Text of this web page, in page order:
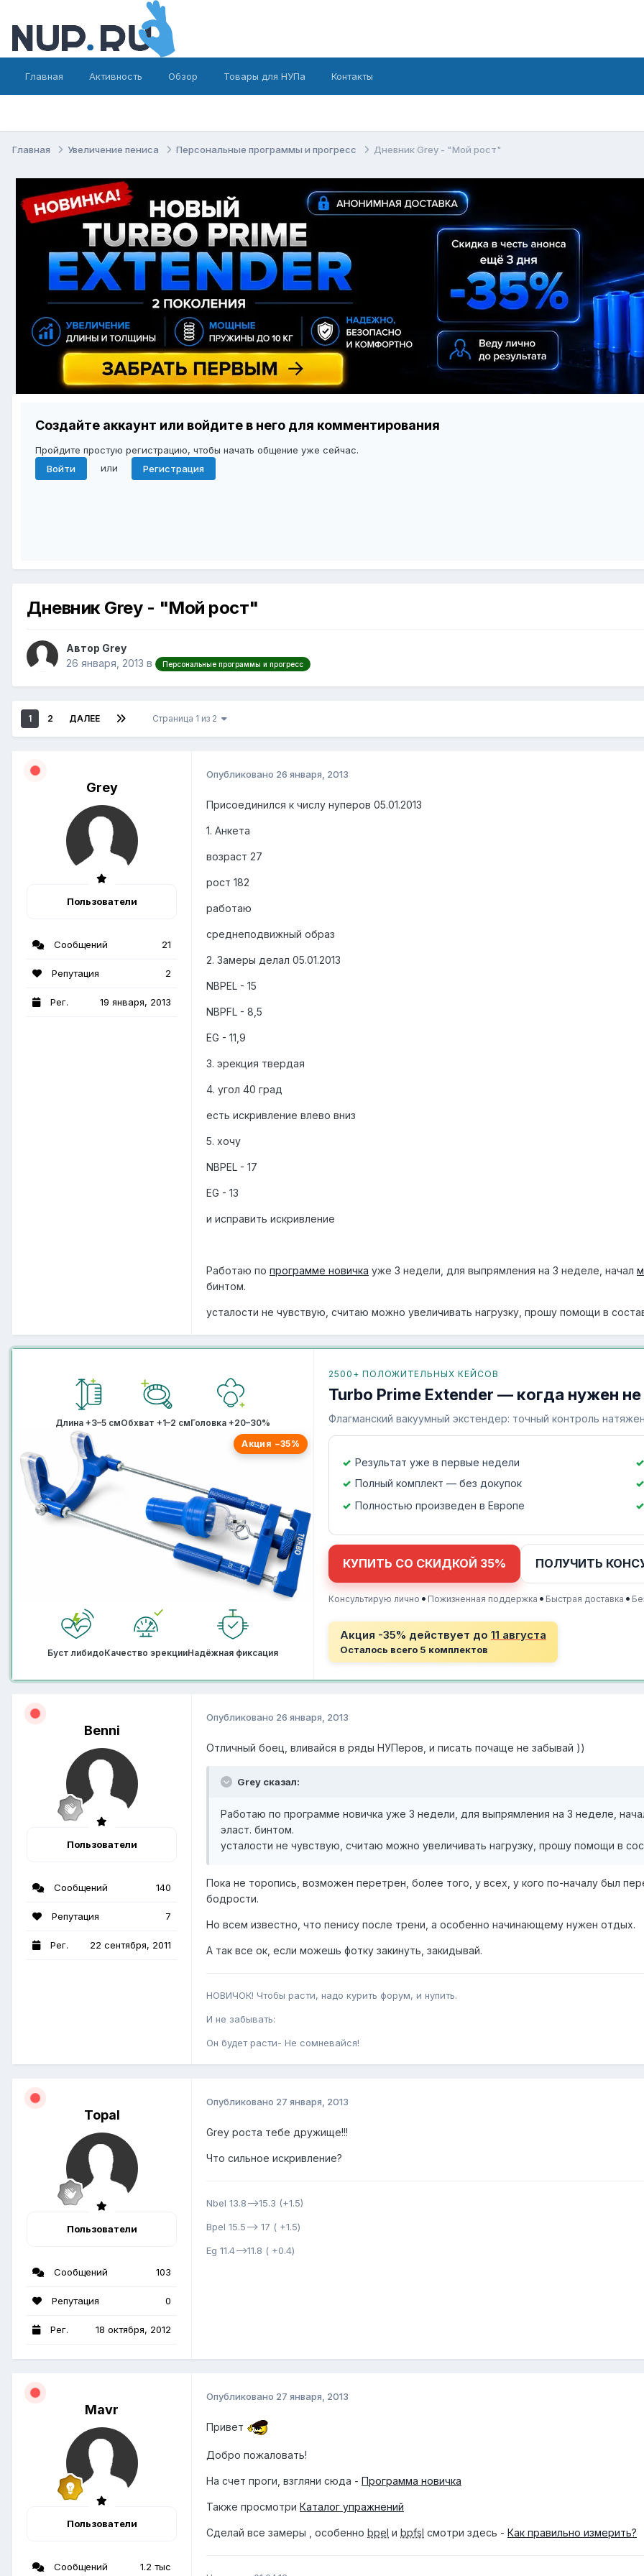
Главная Активность Обзор Товары для НУПа Контакты
Главная Увеличение пениса Персональные программы и прогресс Дневник Grey - "Мой рост"
Создайте аккаунт или войдите в него для комментирования
Пройдите простую регистрацию, чтобы начать общение уже сейчас.
Войти
или Регистрация
Дневник Grey - "Мой рост"
Автор Grey
26 января, 2013 в Персональные программы и прогресс
1 2 ДАЛЕЕ Страница 1 из 2
Grey
Пользователи
Сообщений 21
Репутация 2
Рег. 19 января, 2013
Опубликовано 26 января, 2013
Присоединился к числу нуперов 05.01.2013
1. Анкета
возраст 27
рост 182
работаю
среднеподвижный образ
2. Замеры делал 05.01.2013
NBPEL - 15
NBPFL - 8,5
EG - 11,9
3. эрекция твердая
4. угол 40 град
есть искривление влево вниз
5. хочу
NBPEL - 17
EG - 13
и исправить искривление
Работаю по программе новичка уже 3 недели, для выпрямления на 3 неделе, начал
бинтом.
усталости не чувствую, считаю можно увеличивать нагрузку, прошу помощи в
Длина +3–5 смОбхват +1–2 смГоловка +20–30%
Акция −35%
Буст либидоКачество эрекцииНадёжная фиксация
2500+ ПОЛОЖИТЕЛЬНЫХ КЕЙСОВ
Turbo Prime Extender — когда нужен
Флагманский вакуумный экстендер: точный контроль
Результат уже в первые недели
Полный комплект — без докупок
Полностью произведен в Европе
КУПИТЬ СО СКИДКОЙ 35% ПОЛУЧИТЬ
Консультирую лично • Пожизненная поддержка • Быстрая доставка •
Акция -35% действует до 11 августа
Осталось всего 5 комплектов
Benni
Пользователи
Сообщений 140
Репутация 7
Рег. 22 сентября, 2011
Опубликовано 26 января, 2013
Отличный боец, вливайся в ряды НУПеров, и писать почаще не забывай ))
Grey сказал:
Работаю по программе новичка уже 3 недели, для выпрямления на 3 неделе,
эласт. бинтом.
усталости не чувствую, считаю можно увеличивать нагрузку, прошу помощи в
Пока не торопись, возможен перетрен, более того, у всех, у кого по-началу был
бодрости.
Но всем известно, что пенису после трени, а особенно начинающему нужен отдых.
А так все ок, если можешь фотку закинуть, закидывай.
НОВИЧОК! Чтобы расти, надо курить форум, и нупить.
И не забывать:
Он будет расти- Не сомневайся!
Topal
Пользователи
Сообщений 103
Репутация 0
Рег. 18 октября, 2012
Опубликовано 27 января, 2013
Grey роста тебе дружище!!!
Что сильное искривление?
Nbel 13.8-->15.3 (+1.5)
Bpel 15.5--> 17 ( +1.5)
Eg 11.4-->11.8 ( +0.4)
Mavr
Пользователи
Сообщений 1.2 тыс
Опубликовано 27 января, 2013
Привет
Добро пожаловать!
На счет проги, взгляни сюда - Программа новичка
Также просмотри Каталог упражнений
Сделай все замеры , особенно bpel и bpfsl смотри здесь - Как правильно измерить?